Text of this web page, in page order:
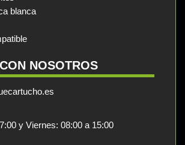
blanca
NOSOTROS
y Viernes: 08:00 a 15:00